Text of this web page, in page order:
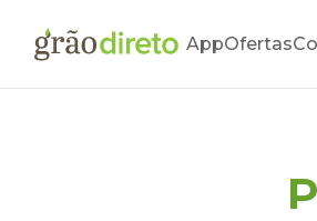
AppOfertas